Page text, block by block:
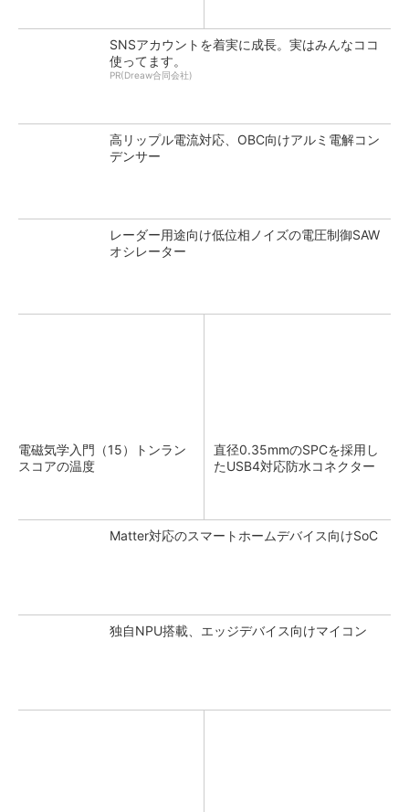
SNSアカウントを着実に成長。実はみんなココ
使ってます。
PR(Dreaw合同会社)
高リップル電流対応、OBC向けアルミ電解コン
デンサー
レーダー用途向け低位相ノイズの電圧制御SAW
オシレーター
電磁気学入門（15）トンラン
スコアの温度
直径0.35mmのSPCを採用し
たUSB4対応防水コネクター
Matter対応のスマートホームデバイス向けSoC
独自NPU搭載、エッジデバイス向けマイコン